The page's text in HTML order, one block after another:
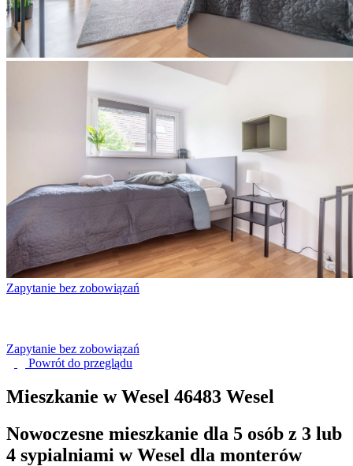
Zapytanie bez zobowiązań
Zapytanie bez zobowiązań
Powrót do przeglądu
Mieszkanie w Wesel 46483 Wesel
Nowoczesne mieszkanie dla 5 osób z 3 lub
4 sypialniami w Wesel dla monterów